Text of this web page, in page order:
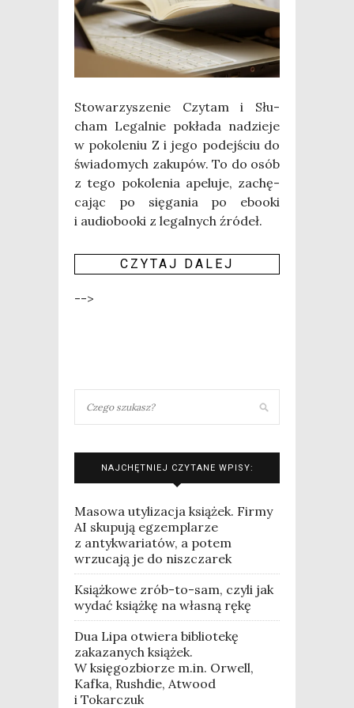
Sto­wa­rzy­sze­nie Czy­tam i Słu­
cham Legal­nie pokła­da nadzie­je
w poko­le­niu Z i jego podej­ściu do
świa­do­mych zaku­pów. To do osób
z tego poko­le­nia ape­lu­je, zachę­
ca­jąc po się­ga­nia po ebo­oki
i audio­bo­oki z legal­nych źródeł.
CZY­TAJ DALEJ
-->
NAJCHĘTNIEJ CZYTANE WPISY:
Masowa utylizacja książek. Firmy
AI skupują egzemplarze
z antykwariatów, a potem
wrzucają je do niszczarek
Książkowe zrób-to-sam, czyli jak
wydać książkę na własną rękę
Dua Lipa otwiera bibliotekę
zakazanych książek.
W księgozbiorze m.in. Orwell,
Kafka, Rushdie, Atwood
i Tokarczuk